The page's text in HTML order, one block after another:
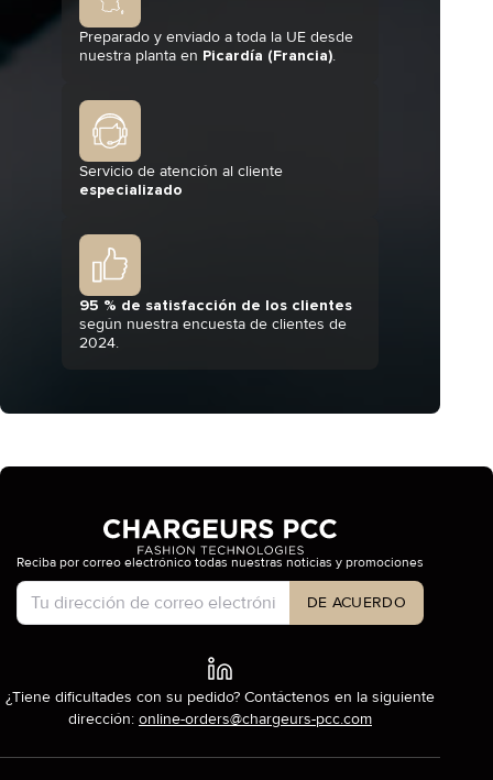
Preparado y enviado a toda la UE desde
nuestra planta en Picardía (Francia).
Servicio de atención al cliente
especializado
95 % de satisfacción de los clientes
según nuestra encuesta de clientes de
2024.
Tipo de cuenta
Reciba por correo electrónico todas nuestras noticias y promociones
DE ACUERDO
¿Tiene dificultades con su pedido? Contáctenos en la siguiente
dirección: online-orders@chargeurs-pcc.com